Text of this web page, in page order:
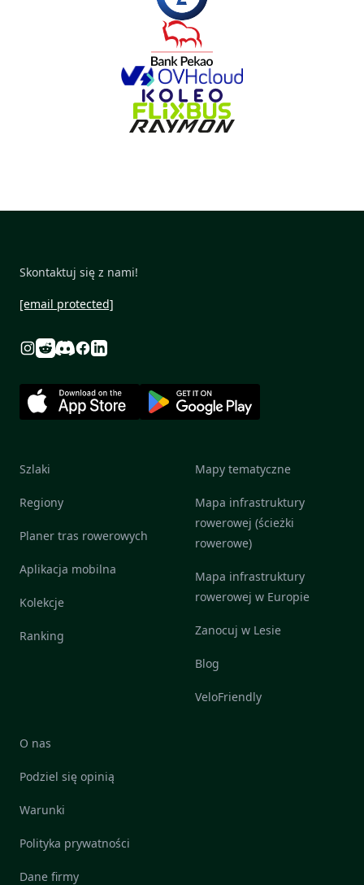
Skontaktuj się z nami!
[email protected]
Instagram
RedditDiscord
Facebook
Linkedin
Szlaki
Regiony
Planer tras rowerowych
Aplikacja mobilna
Kolekcje
Ranking
Mapy tematyczne
Mapa infrastruktury
rowerowej (ścieżki
rowerowe)
Mapa infrastruktury
rowerowej w Europie
Zanocuj w Lesie
Blog
VeloFriendly
O nas
Podziel się opinią
Warunki
Polityka prywatności
Dane firmy